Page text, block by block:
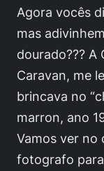
Agora vocês
mas
dourado???
Caravan, me
brincava no
marron, ano
Vamos ver no
fotografo